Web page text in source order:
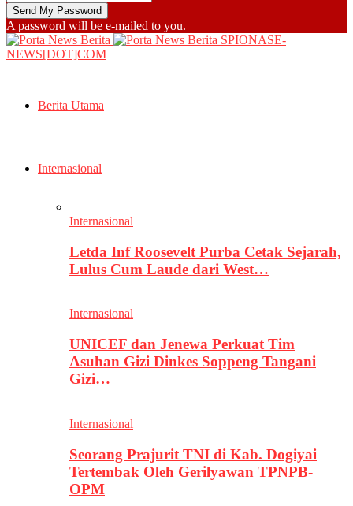
A password will be e-mailed to you.
SPIONASE-
NEWS[DOT]COM
Berita Utama
Internasional
Internasional
Letda Inf Roosevelt Purba Cetak Sejarah,
Lulus Cum Laude dari West…
Internasional
UNICEF dan Jenewa Perkuat Tim
Asuhan Gizi Dinkes Soppeng Tangani
Gizi…
Internasional
Seorang Prajurit TNI di Kab. Dogiyai
Tertembak Oleh Gerilyawan TPNPB-
OPM